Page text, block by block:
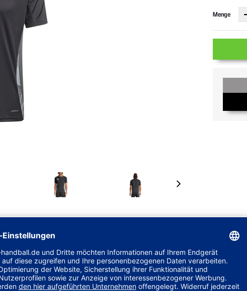
Menge
aus Herzogenaurach.
MATERIAL:
KOLLEKTION: